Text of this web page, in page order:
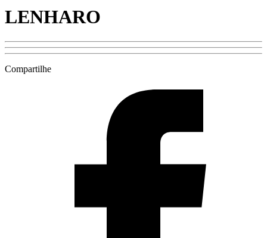
LENHARO
Compartilhe